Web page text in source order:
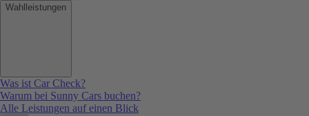
Wahlleistungen
Was ist Car Check?
Warum bei Sunny Cars buchen?
Alle Leistungen auf einen Blick